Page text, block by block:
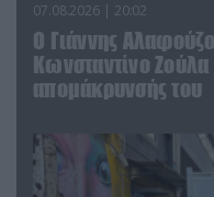
07.08.2026 | 20:02
Ο Γιάννης
Κωνσταντίνο
απομάκρυνσής του